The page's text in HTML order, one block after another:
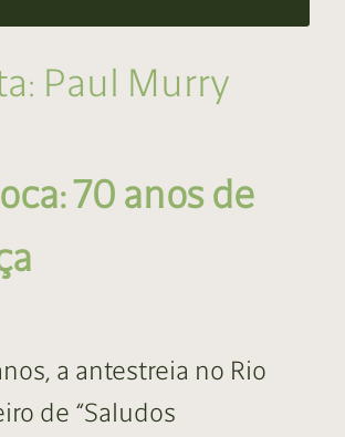
Paul Murry
70 anos de
a antestreia no Rio
de “Saludos